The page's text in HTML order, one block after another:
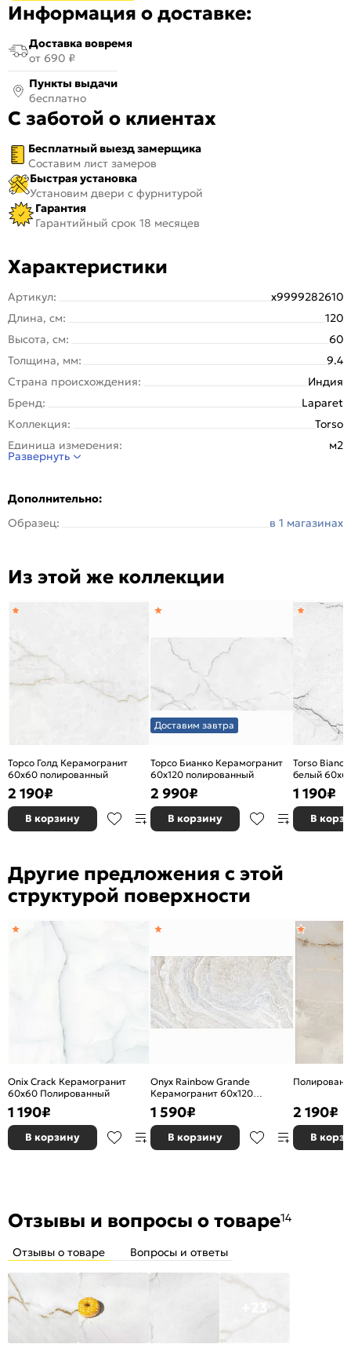
Информация о доставке:
Доставка вовремя
от 690 ₽
Пункты выдачи
бесплатно
С заботой о клиентах
Бесплатный выезд замерщика
Составим лист замеров
Быстрая установка
Установим двери с фурнитурой
Гарантия
Гарантийный срок 18 месяцев
Характеристики
Артикул:
х9999282610
Длина, см:
120
Высота, см:
60
Толщина, мм:
9.4
Страна происхождения:
Индия
Бренд:
Laparet
Коллекция:
Torso
Единица измерения:
м2
Назначение:
Покрытие:
Вес упаковки (кг):
28.3
Вес на 1 кв. м:
Рисунок:
Мрамор
Количество шт. в упаковке:
Область применения:
Для ванной
Морозоустойчивость:
Бежевый
PEI III (для глазурованной)
Развернуть
Дополнительно:
Образец:
в 1 магазинах
Из этой же коллекции
Торсо Голд Керамогранит
60х60 полированный
2 190₽
В корзину
Доставим завтра
Торсо Бианко Керамогранит
60х120 полированный
2 990₽
В корзину
Torso
белый
1 190₽
В
Другие предложения с этой
структурой поверхности
Onix Crack Керамогранит
60х60 Полированный
1 190₽
В корзину
Onyx Rainbow Grande
Керамогранит 60х120
Полированный
1 590₽
В корзину
2 190₽
В
Отзывы и вопросы о товаре14
Отзывы о товаре Вопросы и ответы
+23